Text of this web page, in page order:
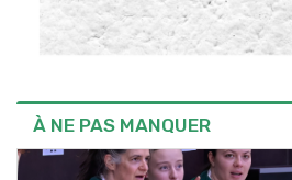
À NE PAS MANQUER